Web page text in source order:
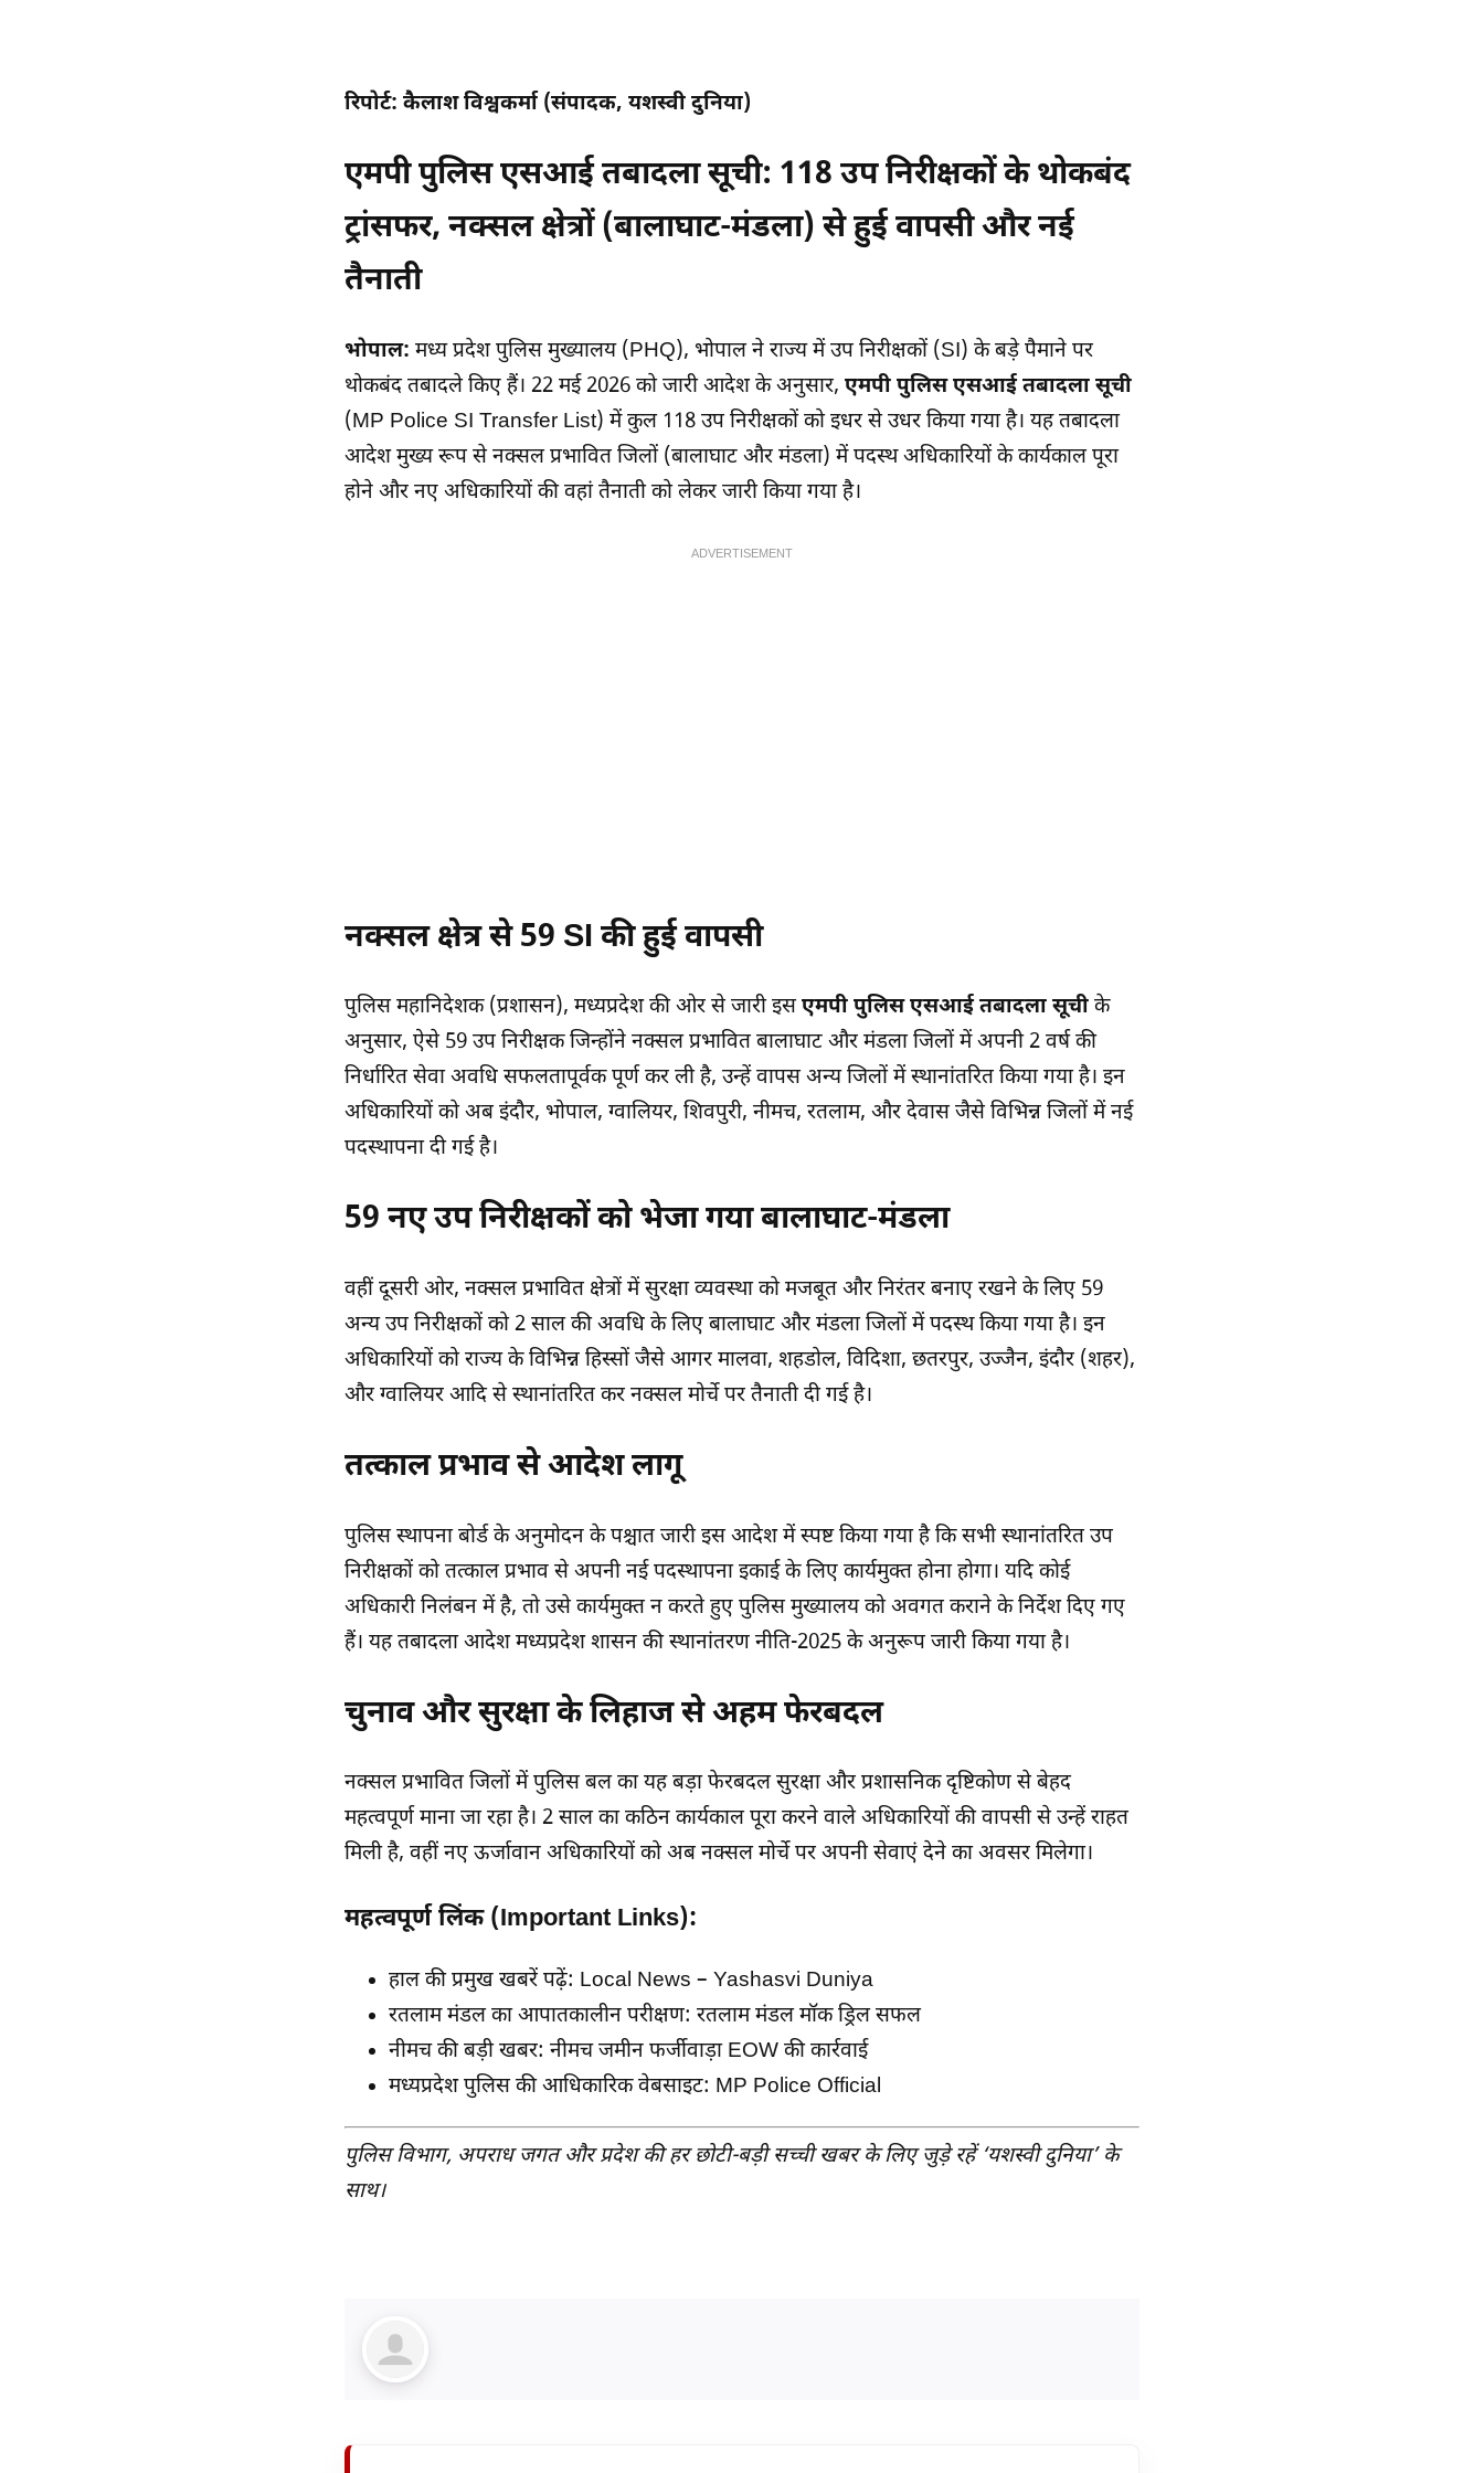
रिपोर्ट: कैलाश विश्वकर्मा (संपादक, यशस्वी दुनिया)
एमपी पुलिस एसआई तबादला सूची: 118 उप निरीक्षकों के थोकबंद
ट्रांसफर, नक्सल क्षेत्रों (बालाघाट-मंडला) से हुई वापसी और नई
तैनाती
भोपाल: मध्य प्रदेश पुलिस मुख्यालय (PHQ), भोपाल ने राज्य में उप निरीक्षकों (SI) के बड़े पैमाने पर
थोकबंद तबादले किए हैं। 22 मई 2026 को जारी आदेश के अनुसार, एमपी पुलिस एसआई तबादला सूची
(MP Police SI Transfer List) में कुल 118 उप निरीक्षकों को इधर से उधर किया गया है। यह तबादला
आदेश मुख्य रूप से नक्सल प्रभावित जिलों (बालाघाट और मंडला) में पदस्थ अधिकारियों के कार्यकाल पूरा
होने और नए अधिकारियों की वहां तैनाती को लेकर जारी किया गया है।
ADVERTISEMENT
नक्सल क्षेत्र से 59 SI की हुई वापसी
पुलिस महानिदेशक (प्रशासन), मध्यप्रदेश की ओर से जारी इसएमपी पुलिस एसआई तबादला सूची के
अनुसार, ऐसे 59 उप निरीक्षक जिन्होंने नक्सल प्रभावित बालाघाट और मंडला जिलों में अपनी 2 वर्ष की
निर्धारित सेवा अवधि सफलतापूर्वक पूर्ण कर ली है, उन्हें वापस अन्य जिलों में स्थानांतरित किया गया है। इन
अधिकारियों को अब इंदौर, भोपाल, ग्वालियर, शिवपुरी, नीमच, रतलाम, और देवास जैसे विभिन्न जिलों में नई
पदस्थापना दी गई है।
59 नए उप निरीक्षकों को भेजा गया बालाघाट-मंडला
वहीं दूसरी ओर, नक्सल प्रभावित क्षेत्रों में सुरक्षा व्यवस्था को मजबूत और निरंतर बनाए रखने के लिए 59
अन्य उप निरीक्षकों को 2 साल की अवधि के लिए बालाघाट और मंडला जिलों में पदस्थ किया गया है। इन
अधिकारियों को राज्य के विभिन्न हिस्सों जैसे आगर मालवा, शहडोल, विदिशा, छतरपुर, उज्जैन, इंदौर (शहर),
और ग्वालियर आदि से स्थानांतरित कर नक्सल मोर्चे पर तैनाती दी गई है।
तत्काल प्रभाव से आदेश लागू
पुलिस स्थापना बोर्ड के अनुमोदन के पश्चात जारी इस आदेश में स्पष्ट किया गया है कि सभी स्थानांतरित उप
निरीक्षकों को तत्काल प्रभाव से अपनी नई पदस्थापना इकाई के लिए कार्यमुक्त होना होगा। यदि कोई
अधिकारी निलंबन में है, तो उसे कार्यमुक्त न करते हुए पुलिस मुख्यालय को अवगत कराने के निर्देश दिए गए
हैं। यह तबादला आदेश मध्यप्रदेश शासन की स्थानांतरण नीति-2025 के अनुरूप जारी किया गया है।
चुनाव और सुरक्षा के लिहाज से अहम फेरबदल
नक्सल प्रभावित जिलों में पुलिस बल का यह बड़ा फेरबदल सुरक्षा और प्रशासनिक दृष्टिकोण से बेहद
महत्वपूर्ण माना जा रहा है। 2 साल का कठिन कार्यकाल पूरा करने वाले अधिकारियों की वापसी से उन्हें राहत
मिली है, वहीं नए ऊर्जावान अधिकारियों को अब नक्सल मोर्चे पर अपनी सेवाएं देने का अवसर मिलेगा।
महत्वपूर्ण लिंक (Important Links):
हाल की प्रमुख खबरें पढ़ें: Local News – Yashasvi Duniya
रतलाम मंडल का आपातकालीन परीक्षण: रतलाम मंडल मॉक ड्रिल सफल
नीमच की बड़ी खबर: नीमच जमीन फर्जीवाड़ा EOW की कार्रवाई
मध्यप्रदेश पुलिस की आधिकारिक वेबसाइट: MP Police Official
पुलिस विभाग, अपराध जगत और प्रदेश की हर छोटी-बड़ी सच्ची खबर के लिए जुड़े रहें ‘यशस्वी दुनिया’ के
साथ।